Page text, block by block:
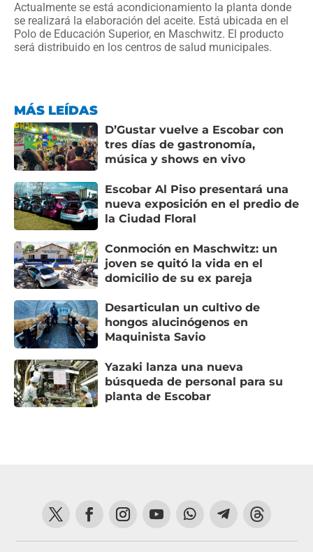
Actualmente se está acondicionamiento la planta donde
se realizará la elaboración del aceite. Está ubicada en el
Polo de Educación Superior, en Maschwitz. El producto
será distribuido en los centros de salud municipales.
MÁS LEÍDAS
D’Gustar vuelve a Escobar con
tres días de gastronomía,
música y shows en vivo
Escobar Al Piso presentará una
nueva exposición en el predio de
la Ciudad Floral
Conmoción en Maschwitz: un
joven se quitó la vida en el
domicilio de su ex pareja
Desarticulan un cultivo de
hongos alucinógenos en
Maquinista Savio
Yazaki lanza una nueva
búsqueda de personal para su
planta de Escobar